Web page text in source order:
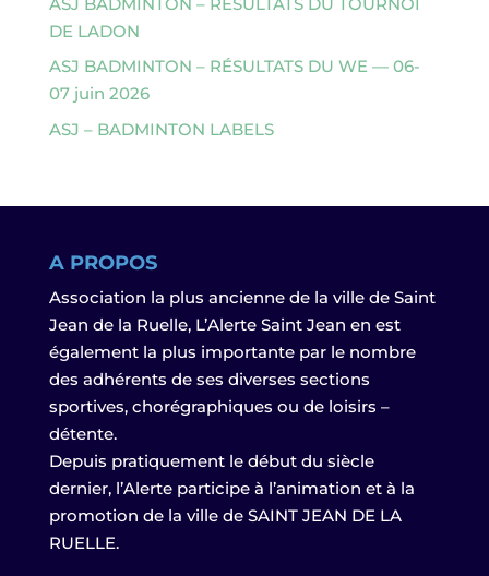
DE LADON
ASJ BADMINTON – RÉSULTATS DU WE — 06-
07 juin 2026
ASJ – BADMINTON LABELS
A PROPOS
Association la plus ancienne de la ville de Saint
Jean de la Ruelle, L’Alerte Saint Jean en est
également la plus importante par le nombre
des adhérents de ses diverses sections
sportives, chorégraphiques ou de loisirs –
détente.
Depuis pratiquement le début du siècle
dernier, l’Alerte participe à l’animation et à la
promotion de la ville de SAINT JEAN DE LA
RUELLE.